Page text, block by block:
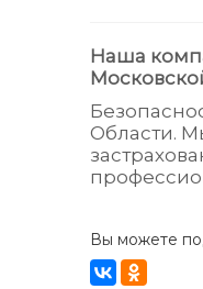
Наша
Области.
Вы можете